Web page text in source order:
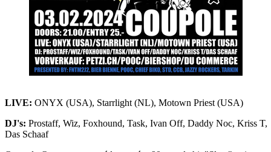
LIVE: ONYX (USA), Starrlight (NL), Motown Priest (USA)
DJ's: Prostaff, Wiz, Foxhound, Task, Ivan Off, Daddy Noc, Kriss T,
Das Schaaf